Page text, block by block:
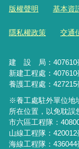
版權聲明 基本資
隱私權政策 交通
建 設 局： 407610
新建工程處：
養護工程處：
※養工處駐外單位地
所在位置，以免耽誤
市六區工程隊：
山線工程隊：
海線工程隊：